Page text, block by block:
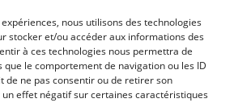
nous utilisons des technologies
stocker et/ou accéder aux informations des
à ces technologies nous permettra de
le comportement de navigation ou les ID
de ne pas consentir ou de retirer son
effet négatif sur certaines caractéristiques